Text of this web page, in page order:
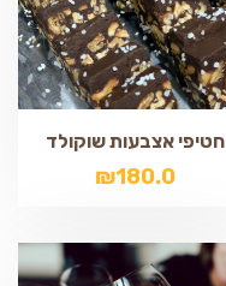
חטיפי אצבעות שוקולד
₪180.0